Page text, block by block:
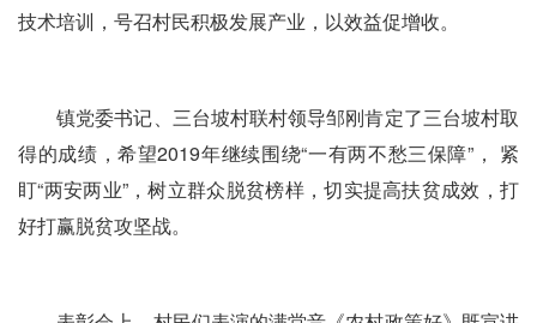
技术培训，号召村民积极发展产业，以效益促增收。
镇党委书记、三台坡村联村领导邹刚肯定了三台坡村取
得的成绩，希望2019年继续围绕“一有两不愁三保障”， 紧
盯“两安两业”，树立群众脱贫榜样，切实提高扶贫成效，打
好打赢脱贫攻坚战。